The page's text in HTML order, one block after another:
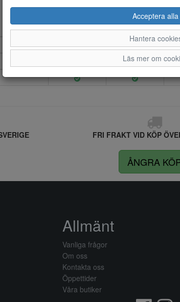
36 37
FRI FRAKT VID KÖP
ÅNGRA
Acceptera alla
Hantera
Läs mer om
Allmänt
Vanliga frågor
Om oss
Kontakta oss
Öppettider
Våra butiker